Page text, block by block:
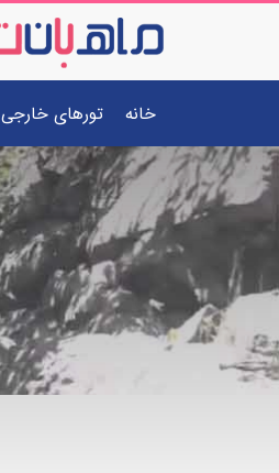
خانه تورهای خارجی